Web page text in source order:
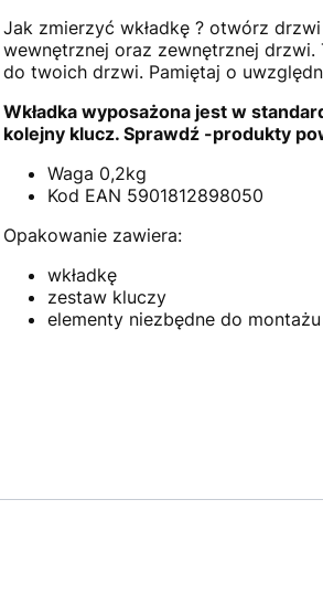
Jak zmierzyć wkładkę ? otwórz
wewnętrznej oraz zewnętrznej drzwi.
do twoich drzwi. Pamiętaj o
Wkładka wyposażona jest w
kolejny klucz. Sprawdź -produkty
Waga 0,2kg
Kod EAN 5901812898050
Opakowanie zawiera:
wkładkę
zestaw kluczy